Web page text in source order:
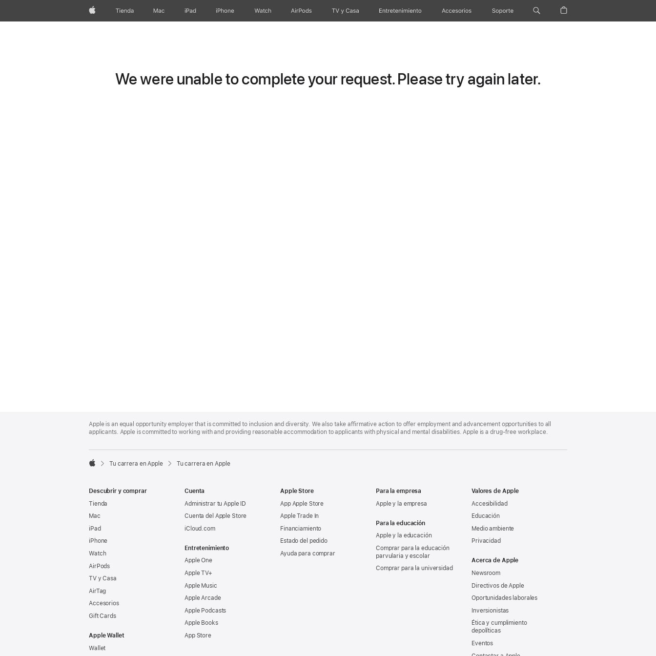
AppleTienda Mac iPad iPhone Watch AirPods TV & Casa Entretenimiento Accesorios Soporte
We were unable to complete your request. Please try again later.
Footer
Apple is an equal opportunity employer that is committed to inclusion and diversity. We also take affirmative action to offer employment and advancement opportunities to all
applicants. Apple is committed to working with and providing reasonable accommodation to applicants with physical and mental disabilities. Apple is a drug-free workplace.

Tu carrera en Apple Tu carrera en Apple
Descubrir y comprar
Tienda
Mac
iPad
iPhone
Watch
AirPods
TV y Casa
AirTag
Accesorios
Gift Cards
Apple Wallet
Wallet
Cuenta
Administrar tu Apple ID
Cuenta del Apple Store
iCloud.com
Entretenimiento
Apple One
Apple TV+
Apple Music
Apple Arcade
Apple Podcasts
Apple Books
App Store
Apple Store
App Apple Store
Apple Trade In
Financiamiento
Estado del pedido
Ayuda para comprar
Para la empresa
Apple y la empresa
Para la educación
Apple y la educación
Comprar para la educación
parvularia y escolar
Comprar para la universidad
Valores de Apple
Accesibilidad
Educación
Medio ambiente
Privacidad
Acerca de Apple
Newsroom
Directivos de Apple
Oportunidades laborales
Inversionistas
Ética y cumplimiento
depolíticas
Eventos